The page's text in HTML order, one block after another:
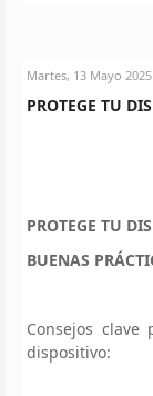
Martes, 13 Mayo
PROTEGE TU
PROTEGE TU
BUENAS
Consejos
dispositivo: